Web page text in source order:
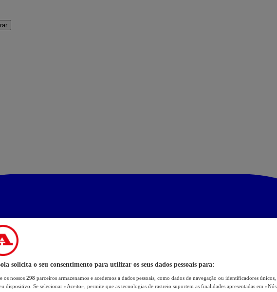
solicita o seu consentimento para utilizar os seus dados pessoais para:
os nossos 298 parceiros armazenamos e acedemos a dados pessoais, como dados de navegação ou identificadores únicos,
dispositivo. Se selecionar «Aceito», permite que as tecnologias de rastreio suportem as finalidades apresentadas em «Nós